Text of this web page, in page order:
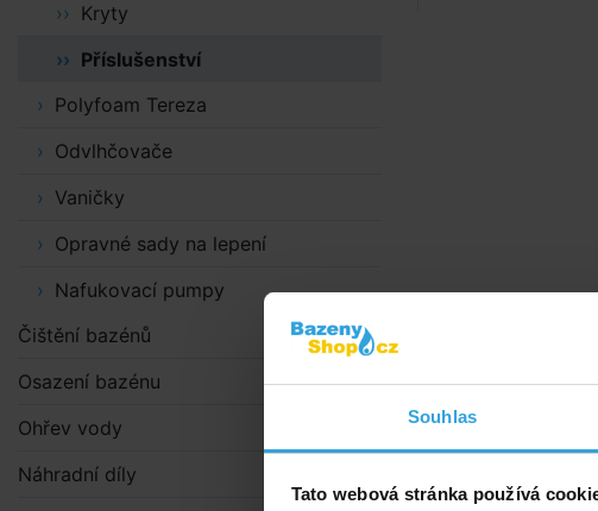
Souhlas
Tato webová stránka používá
Kryty
Příslušenství
Polyfoam Tereza
Odvlhčovače
Vaničky
Opravné sady na lepení
Nafukovací pumpy
Čištění bazénů
Osazení bazénu
Ohřev vody
Náhradní díly